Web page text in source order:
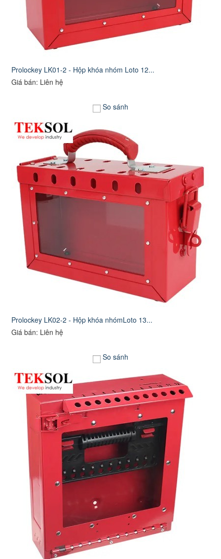
Prolockey LK01-2 - Hộp khóa nhóm Loto 12...
Giá bán: Liên hệ
So sánh
Prolockey LK02-2 - Hộp khóa nhómLoto 13...
Giá bán: Liên hệ
So sánh